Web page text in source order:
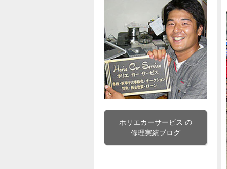
ホリエカーサービス の
修理実績ブログ